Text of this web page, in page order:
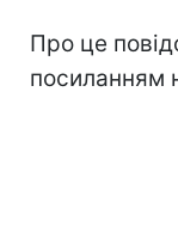
Про це
посиланням